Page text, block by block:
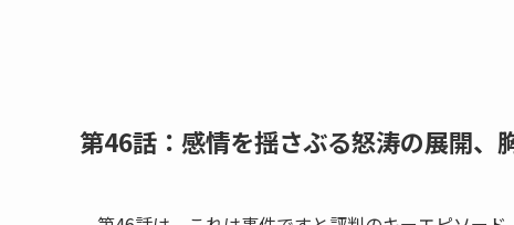
第46話：感情を揺さぶる怒涛の展開、